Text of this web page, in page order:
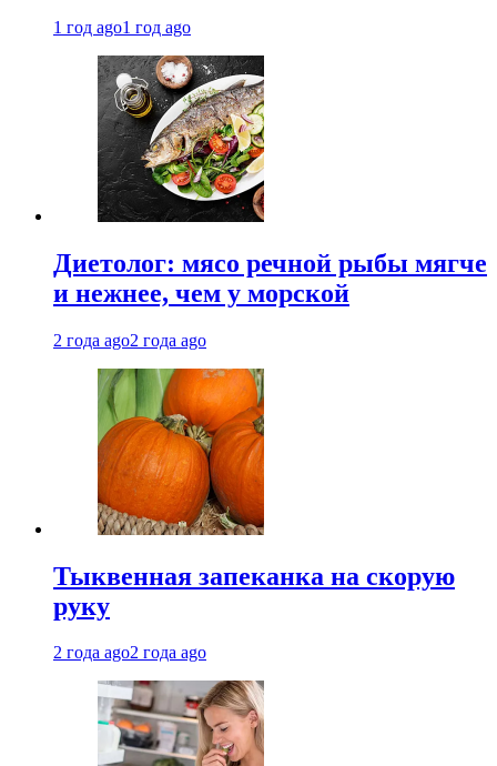
1 год ago1 год ago
Диетолог: мясо речной рыбы мягче
и нежнее, чем у морской
2 года ago2 года ago
Тыквенная запеканка на скорую
руку
2 года ago2 года ago